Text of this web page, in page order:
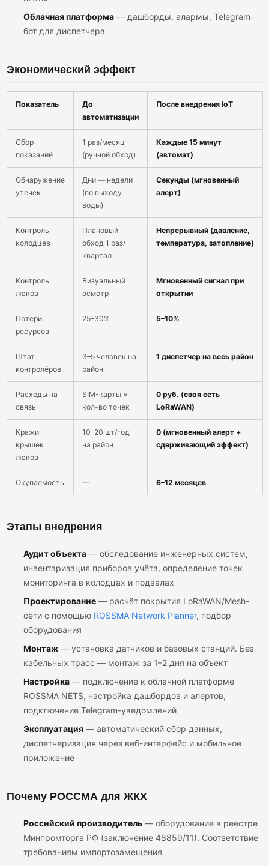
Облачная платформа— дашборды, алармы, Telegram-
бот для диспетчера
Экономический эффект
Показатель
До
автоматизации
После внедрения IoT
Сбор
показаний
1 раз/месяц
(ручной обход)
Каждые 15 минут
(автомат)
Обнаружение
утечек
Дни — недели
(по выходу
воды)
Секунды (мгновенный
алерт)
Контроль
колодцев
Плановый
обход 1 раз/
квартал
Непрерывный (давление,
температура, затопление)
Контроль
люков
Визуальный
осмотр
Мгновенный сигнал при
открытии
Потери
ресурсов
25–30% 5–10%
Штат
контролёров
3–5 человек на
район
1 диспетчер на весь район
Расходы на
связь
SIM-карты ×
кол-во точек
0 руб. (своя сеть
LoRaWAN)
Кражи
крышек
люков
10–20 шт/год
на район
0 (мгновенный алерт +
сдерживающий эффект)
Окупаемость — 6–12 месяцев
Этапы внедрения
Аудит объекта— обследование инженерных систем,
инвентаризация приборов учёта, определение точек
мониторинга в колодцах и подвалах
Проектирование— расчёт покрытия LoRaWAN/Mesh-
сети с помощью ROSSMA Network Planner, подбор
оборудования
Монтаж— установка датчиков и базовых станций. Без
кабельных трасс — монтаж за 1–2 дня на объект
Настройка— подключение к облачной платформе
ROSSMA NETS, настройка дашбордов и алертов,
подключение Telegram-уведомлений
Эксплуатация— автоматический сбор данных,
диспетчеризация через веб-интерфейс и мобильное
приложение
Почему РОССМА для ЖКХ
Российский производитель— оборудование в реестре
Минпромторга РФ (заключение 48859/11). Соответствие
требованиям импортозамещения